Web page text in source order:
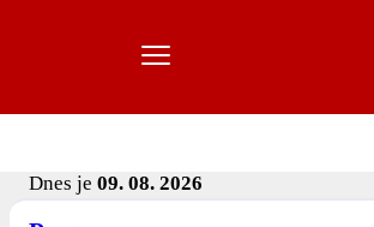
Dnes je 09. 08. 2026